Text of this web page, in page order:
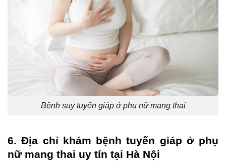
Bệnh suy tuyến giáp ở phụ nữ mang thai
6. Địa chỉ khám bệnh tuyến giáp ở phụ
nữ mang thai uy tín tại Hà Nội